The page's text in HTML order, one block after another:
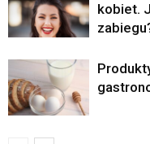
kobiet.